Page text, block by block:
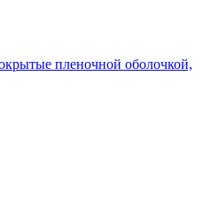
пленочной оболочкой,